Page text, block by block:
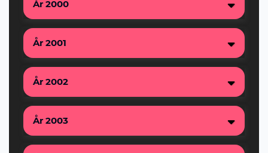
År 2000
År 2001
År 2002
År 2003